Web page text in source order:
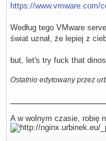
https://www.vmware.com/
Według tego VMware
świat uznał, że lepiej z
but, let's try fuck that
Ostatnio edytowany przez
A w wolnym czasie, robię